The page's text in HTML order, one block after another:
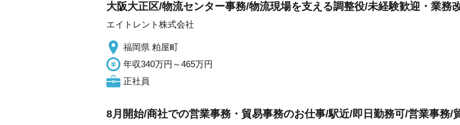
大阪大正区/物流センター事務/物流現場を支える調整役/未経験歓迎・業務
エイトレント株式会社
福岡県 粕屋町
年収340万円～465万円
正社員
8月開始/商社での営業事務・貿易事務のお仕事/駅近/即日勤務可/営業事務/